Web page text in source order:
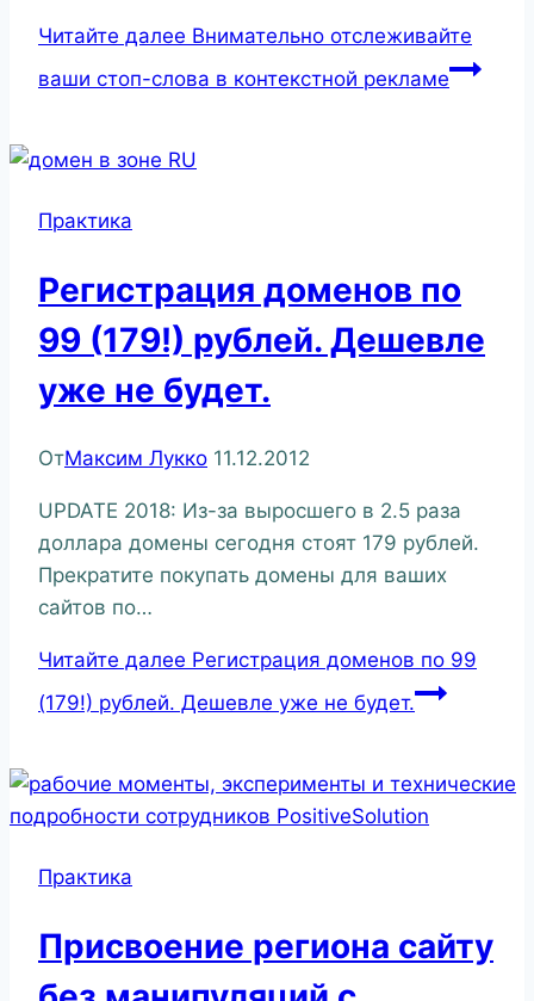
Читайте далее Внимательно отслеживайте
ваши стоп-слова в контекстной рекламе
Практика
Регистрация доменов по
99 (179!) рублей. Дешевле
уже не будет.
ОтМаксим Лукко 11.12.2012
UPDATE 2018: Из-за выросшего в 2.5 раза
доллара домены сегодня стоят 179 рублей.
Прекратите покупать домены для ваших
сайтов по…
Читайте далее Регистрация доменов по 99
(179!) рублей. Дешевле уже не будет.
Практика
Присвоение региона сайту